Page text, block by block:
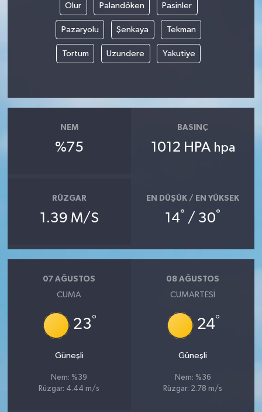
Olur Palandöken Pasinler
Pazaryolu Şenkaya Tekman
Tortum Uzundere Yakutiye
NEM
%75
BASINÇ
1012 HPA hpa
RÜZGAR
1.39 M/S
EN DÜŞÜK / EN YÜKSEK
14° / 30°
07 AĞUSTOS
CUMA
23°
Güneşli
Nem: %39
Rüzgar: 4.44 m/s
08 AĞUSTOS
CUMARTESI
24°
Güneşli
Nem: %36
Rüzgar: 2.78 m/s